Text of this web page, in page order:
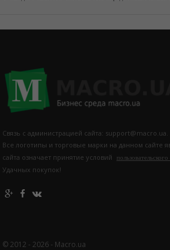
Связь с администрацией сайта: support@macro.ua.
Все логотипы и торговые марки на данном сайте
сайта означает принятие условий
Удачных покупок!
© 2012 - 2026 - Macro.ua